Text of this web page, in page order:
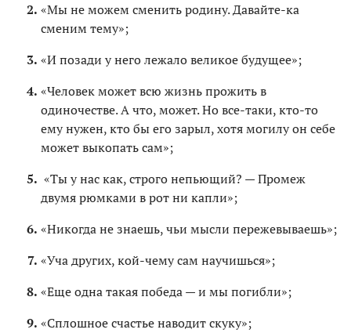
«Мы не можем сменить родину. Давайте-ка
сменим тему»;
«И позади у него лежало великое будущее»;
«Человек может всю жизнь прожить в
одиночестве. А что, может. Но все-таки, кто-то
ему нужен, кто бы его зарыл, хотя могилу он себе
может выкопать сам»;
«Ты у нас как, строго непьющий? — Промеж
двумя рюмками в рот ни капли»;
«Никогда не знаешь, чьи мысли пережевываешь»;
«Уча других, кой-чему сам научишься»;
«Еще одна такая победа — и мы погибли»;
«Сплошное счастье наводит скуку»;